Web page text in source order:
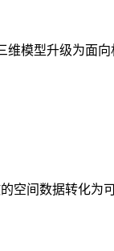
模型升级为面
空间数据转化为